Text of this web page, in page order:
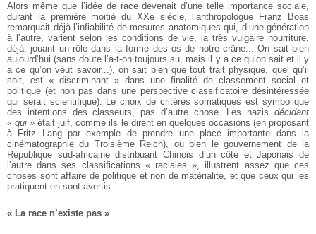
Alors même que l’idée de race devenait d’une telle importance sociale,
durant la première moitié du XXe siècle, l’anthropologue Franz Boas
remarquait déjà l’infiabilité de mesures anatomiques qui, d’une génération
à l’autre, varient selon les conditions de vie, la très vulgaire nourriture,
déjà, jouant un rôle dans la forme des os de notre crâne... On sait bien
aujourd’hui (sans doute l’a-t-on toujours su, mais il y a ce qu’on sait et il y
a ce qu’on veut savoir...), on sait bien que tout trait physique, quel qu’il
soit, est « discriminant » dans une finalité de classement social et
politique (et non pas dans une perspective classificatoire désintéressée
qui serait scientifique). Le choix de critères somatiques est symbolique
des intentions des classeurs, pas d’autre chose. Les nazis décidant
« qui » était juif, comme ils le dirent en quelques occasions (en proposant
à Fritz Lang par exemple de prendre une place importante dans la
cinématographie du Troisième Reich), ou bien le gouvernement de la
République sud-africaine distribuant Chinois d’un côté et Japonais de
l’autre dans ses classifications « raciales », illustrent assez que ces
choses sont affaire de politique et non de matérialité, et que ceux qui les
pratiquent en sont avertis.
« La race n’existe pas »